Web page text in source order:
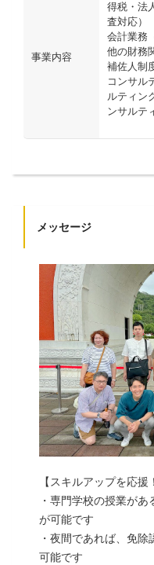
事業内容
得税・法
査対応）
会計業務
他の財務
補佐人制
コンサル
ルティン
ンサルテ
メッセージ
【スキルアップを応援
・専門学校の授業が
が可能です
・夜間であれば、免
可能です